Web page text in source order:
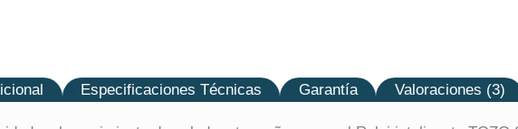
Especificaciones Técnicas Garantía Valoraciones (3)